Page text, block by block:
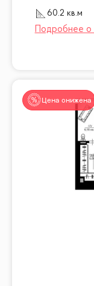
60.2 кв.м
Цена снижена